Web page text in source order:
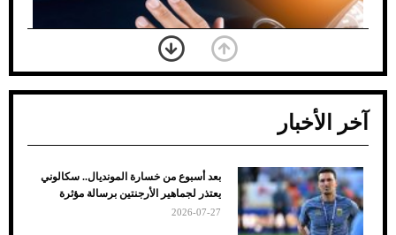
ضعف تبريد مكيف السيارة عند الوقوف.. أشهر
الأسباب والحلول
آخر الأخبار
بعد أسبوع من خسارة المونديال.. سكالوني
يعتذر لجماهير الأرجنتين برسالة مؤثرة
2026-07-27